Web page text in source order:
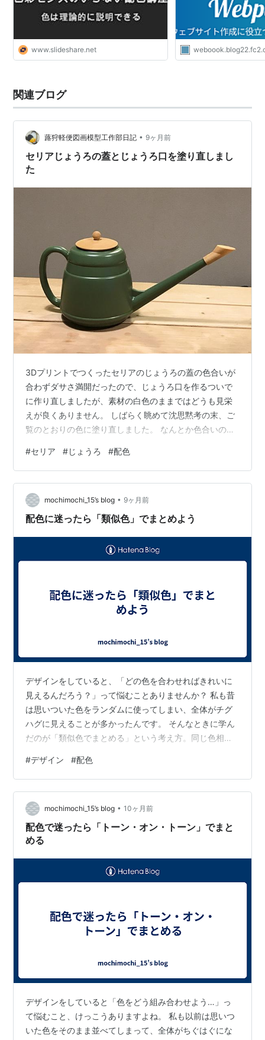
www.slideshare.net
関連ブログ
蕗狩軽便図画模型工作部日記 • 9ヶ月前
セリアじょうろの蓋とじょうろ口を塗り直しまし
た
3Dプリントでつくったセリアのじょうろの蓋の色合いが
合わずダサさ満開だったので、じょうろ口を作るついで
に作り直しましたが、素材の白色のままではどうも見栄
えが良くありません。 しばらく眺めて沈思黙考の末、ご
覧のとおりの色に塗り直しました。 なんとか色合いのバ
んなに合わない取り合わせになったのか、たまたま着火
用ライターのボディーと並べてその理由がわかりまし
た。 僅かに赤みがかった深みのある彩度の高い緑色には
金色がマッチします。濃い紺色やえんじ色などとの取り
合わせと同じです。 セリアじょうろのような彩度が低め
#セリア #じょうろ #配色
mochimochi_15’s blog • 9ヶ月前
配色に迷ったら「類似色」でまとめよう
デザインをしていると、「どの色を合わせればきれいに
見えるんだろう？」って悩むことありませんか？ 私も昔
は思いついた色をランダムに使ってしまい、全体がチグ
ハグに見えることが多かったんです。 そんなときに学ん
だのが「類似色でまとめる」という考え方。同じ色相に
なるんですよ。 例えば青をベースにしたいなら、青緑や
青紫を取り入れるとスッと馴染みます。具体的な手順と
しては、Adobe Colorなどの配色ツールで「アナログ配
色」を選ぶと、一瞬でバランスのいいカラーパレットが
生成されます。 私は実際にこの方法でWebサイトのバナ
ーを作ったとき、「すっきりして…
#デザイン #配色
mochimochi_15’s blog • 10ヶ月前
配色で迷ったら「トーン・オン・トーン」でまと
める
デザインをしていると「色をどう組み合わせよう…」っ
て悩むこと、けっこうありますよね。 私も以前は思いつ
いた色をそのまま並べてしまって、全体がちぐはぐにな